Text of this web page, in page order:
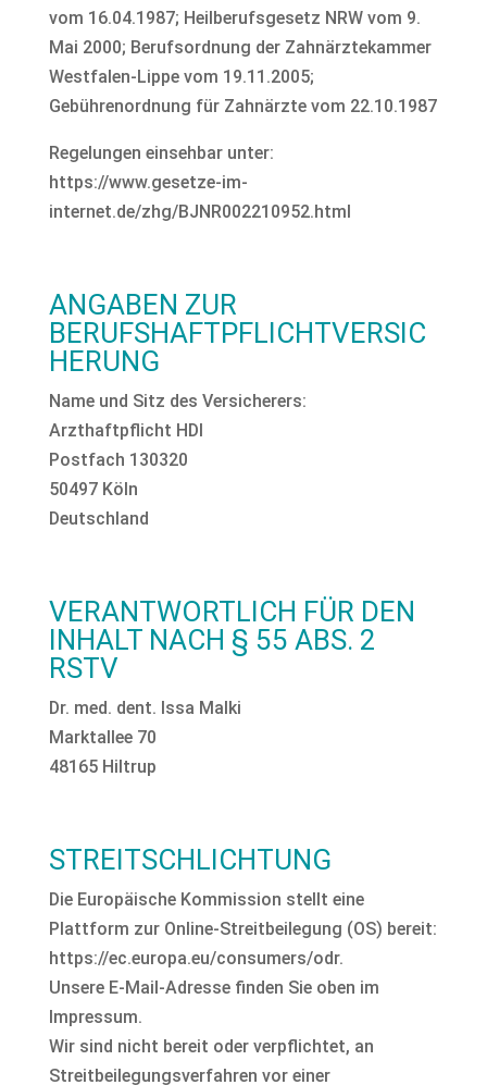
vom 16.04.1987; Heilberufsgesetz NRW vom 9.
Mai 2000; Berufsordnung der Zahnärztekammer
Westfalen-Lippe vom 19.11.2005;
Gebührenordnung für Zahnärzte vom 22.10.1987
Regelungen einsehbar unter:
https://www.gesetze-im-
internet.de/zhg/BJNR002210952.html
ANGABEN ZUR
BERUFSHAFTPFLICHTVERSIC
HERUNG
Name und Sitz des Versicherers:
Arzthaftpflicht HDI
Postfach 130320
50497 Köln
Deutschland
VERANTWORTLICH FÜR DEN
INHALT NACH § 55 ABS. 2
RSTV
Dr. med. dent. Issa Malki
Marktallee 70
48165 Hiltrup
STREITSCHLICHTUNG
Die Europäische Kommission stellt eine
Plattform zur Online-Streitbeilegung (OS) bereit:
https://ec.europa.eu/consumers/odr.
Unsere E-Mail-Adresse finden Sie oben im
Impressum.
Wir sind nicht bereit oder verpflichtet, an
Streitbeilegungsverfahren vor einer